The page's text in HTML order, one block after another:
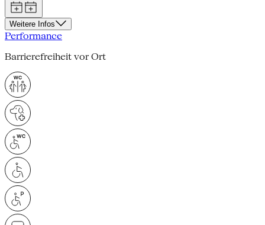
Weitere Infos
Performance
Barrierefreiheit vor Ort